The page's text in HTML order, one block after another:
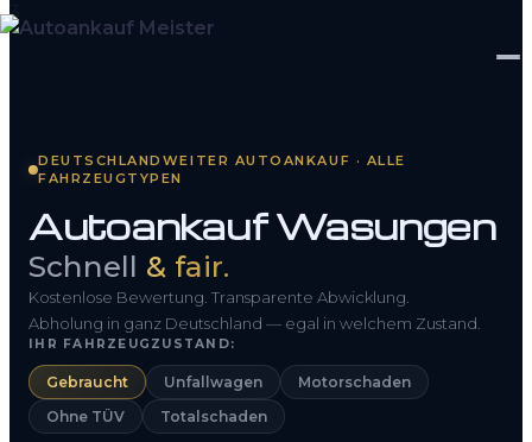
So funktioniert’s
Kontakt
FAQ
0800 1553 5546
DEUTSCHLANDWEITER AUTOANKAUF · ALLE
FAHRZEUGTYPEN
Autoankauf Wasungen
Schnell & fair.
Kostenlose Bewertung. Transparente Abwicklung.
Abholung in ganz Deutschland — egal in welchem Zustand.
IHR FAHRZEUGZUSTAND:
Gebraucht Unfallwagen
Motorschaden
Ohne TÜV
Totalschaden